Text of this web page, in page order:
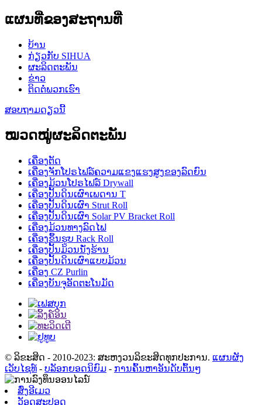
ແຜນທີ່ຂອງສະຖານທີ່
ບ້ານ
ກ່ຽວກັບ SIHUA
ຜະລິດຕະພັນ
ຂ່າວ
ຕິດຕໍ່ພວກເຮົາ
ສອບຖາມດຽວນີ້
ໝວດໝູ່ຜະລິດຕະພັນ
ເຄື່ອງຕັດ
ເຄື່ອງຈັກໂປຣໄຟລ໌ຄວາມແຂງແຮງສູງຂອງລົດຍົນ
ເຄື່ອງມ້ວນໂປຣໄຟລ໌ Drywall
ເຄື່ອງປັ້ນດິນເຜົາເພດານ T
ເຄື່ອງປັ້ນດິນເຜົາ Strut Roll
ເຄື່ອງປັ້ນດິນເຜົາ Solar PV Bracket Roll
ເຄື່ອງມ້ວນທາງລົດໄຟ
ເຄື່ອງຂຶ້ນຮູບ Rack Roll
ເຄື່ອງປັ້ນມ້ວນນັ່ງຮ້ານ
ເຄື່ອງປັ້ນດິນເຜົາແບບມ້ວນ
ເຄື່ອງ CZ Purlin
ເຄື່ອງບັນຈຸອັດຕະໂນມັດ
© ລິຂະສິດ - 2010-2023: ສະຫງວນລິຂະສິດທຸກປະການ. ແຜນຜັງ
ເວັບໄຊທ໌ - ບລັອກຍອດນິຍົມ - ການຄົ້ນຫາອັນດັບຕົ້ນໆ
ສົ່ງອີເມວ
ວັອດສະປອດ